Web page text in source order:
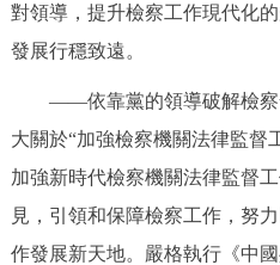
ENGLISH 한국
DEUTSCH
ESPAÑOL
對領導，提升檢察工作現代化
發展行穩致遠。
——依靠黨的領導破解檢察
大關於“加強檢察機關法律監督
加強新時代檢察機關法律監督
見，引領和保障檢察工作，努
作發展新天地。嚴格執行《中